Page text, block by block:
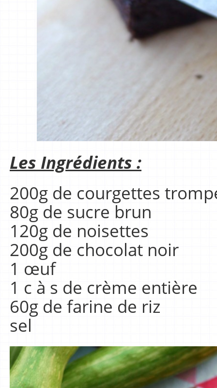
Les Ingrédients :
200g de courgettes
80g de sucre brun
120g de noisettes
200g de chocolat noir
1 œuf
1 c à s de crème entière
60g de farine de riz
sel